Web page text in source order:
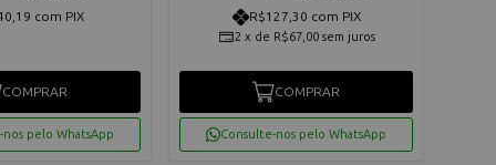
com PIX
COMPRAR
pelo WhatsApp
R$127,30 com PIX
2 x de R$67,00 sem juros
COMPRAR
Consulte-nos pelo WhatsApp